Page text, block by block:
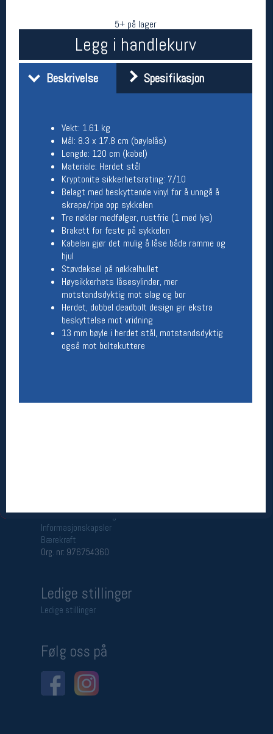
5+ på lager
Legg i handlekurv
Beskrivelse Spesifikasjon
Vekt: 1.61 kg
Mål: 8.3 x 17.8 cm (bøylelås)
Lengde: 120 cm (kabel)
Materiale: Herdet stål
Kryptonite sikkerhetsrating: 7/10
Belagt med beskyttende vinyl for å unngå å
skrape/ripe opp sykkelen
Tre nøkler medfølger, rustfrie (1 med lys)
Brakett for​ feste på sykkelen
Kabelen gjør det mulig å låse både ramme og
hjul
Støvdeksel på nøkkelhullet
Høysikkerhets lå​sesylinder, mer
motstandsdyktig mot slag og bor
Herdet, dobbel ​deadbolt design gir ekstra
beskyttelse mot vridning
13 mm bøyle i herdet stål, motstandsdyktig
også mot boltekuttere
Her finner du oss
Oslo Sportslager
(telefontid man-fredag klokken 10-13)
Vis i kart
Om oss
Kontakt oss
Åpningstider butikk
Man-Fredag:
11-18
Lørdag:
11-16
Team Oslo Sportslager
Magasinet
Medlemstilbud og aktiviteter
MELD DEG INN GRATIS
Personsvernerklæring
Informasjonskapsler
Bærekraft
Org. nr: 976754360
Ledige stillinger
Ledige stillinger
Følg oss på